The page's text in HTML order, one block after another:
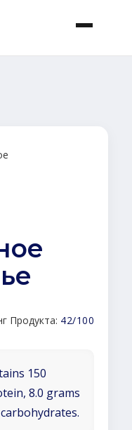
Продукта: 42/100
150
8.0 grams